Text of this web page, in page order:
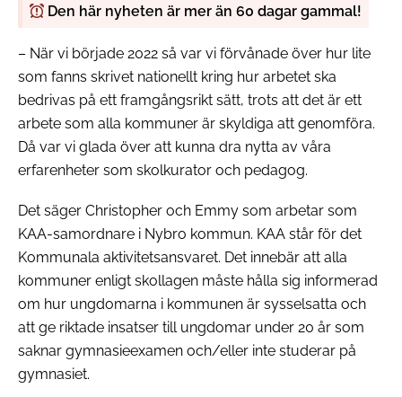
Den här nyheten är mer än 60 dagar gammal!
– När vi började 2022 så var vi förvånade över hur lite
som fanns skrivet nationellt kring hur arbetet ska
bedrivas på ett framgångsrikt sätt, trots att det är ett
arbete som alla kommuner är skyldiga att genomföra.
Då var vi glada över att kunna dra nytta av våra
erfarenheter som skolkurator och pedagog.
Det säger Christopher och Emmy som arbetar som
KAA-samordnare i Nybro kommun. KAA står för det
Kommunala aktivitetsansvaret. Det innebär att alla
kommuner enligt skollagen måste hålla sig informerad
om hur ungdomarna i kommunen är sysselsatta och
att ge riktade insatser till ungdomar under 20 år som
saknar gymnasieexamen och/eller inte studerar på
gymnasiet.